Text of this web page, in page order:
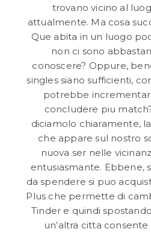
trovano vicino al
attualmente. Ma cosa
Que abita in un luogo
non ci sono
conoscere? Oppure,
singles siano sufficienti,
potrebbe
concludere piu
diciamolo chiaramente,
che appare sul nostro
nuova ser nelle
entusiasmante. Ebbene,
da spendere si puo
Plus che permette di
Tinder e quindi
un’altra citta